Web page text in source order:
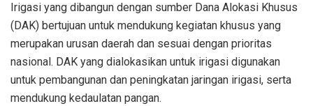
Irigasi yang dibangun dengan sumber Dana Alokasi Khusus
(DAK) bertujuan untuk mendukung kegiatan khusus yang
merupakan urusan daerah dan sesuai dengan prioritas
nasional. DAK yang dialokasikan untuk irigasi digunakan
untuk pembangunan dan peningkatan jaringan irigasi, serta
mendukung kedaulatan pangan.